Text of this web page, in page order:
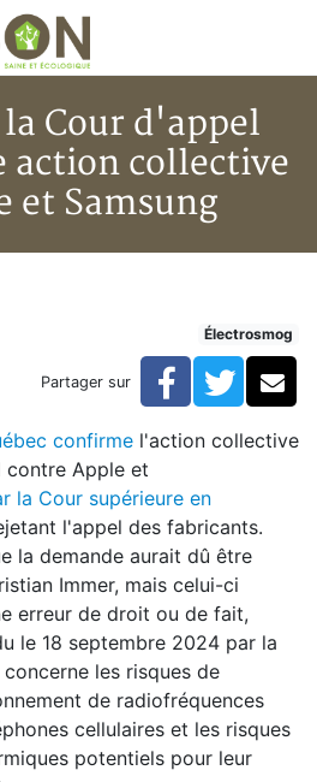
Cour d'appel
action collective
et Samsung
d'appel autorise une action
Cour d'appel
Électrosmog
Partager sur Facebook
confirme l'action collective
contre Apple et
la Cour supérieure en
l'appel des fabricants.
la demande aurait dû être
Immer, mais celui-ci
erreur de droit ou de fait,
le 18 septembre 2024 par la
les risques de
de radiofréquences
cellulaires et les risques
potentiels pour leur